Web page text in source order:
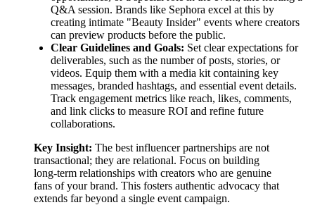
Q&A session. Brands like Sephora excel at this by
creating intimate "Beauty Insider" events where creators
can preview products before the public.
Clear Guidelines and Goals: Set clear expectations for
deliverables, such as the number of posts, stories, or
videos. Equip them with a media kit containing key
messages, branded hashtags, and essential event details.
Track engagement metrics like reach, likes, comments,
and link clicks to measure ROI and refine future
collaborations.
Key Insight: The best influencer partnerships are not
transactional; they are relational. Focus on building
long-term relationships with creators who are genuine
fans of your brand. This fosters authentic advocacy that
extends far beyond a single event campaign.